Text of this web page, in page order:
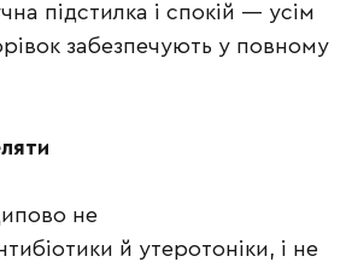
підстилка і спокій — усім
забезпечують у повному
не
й утеротоніки, і не